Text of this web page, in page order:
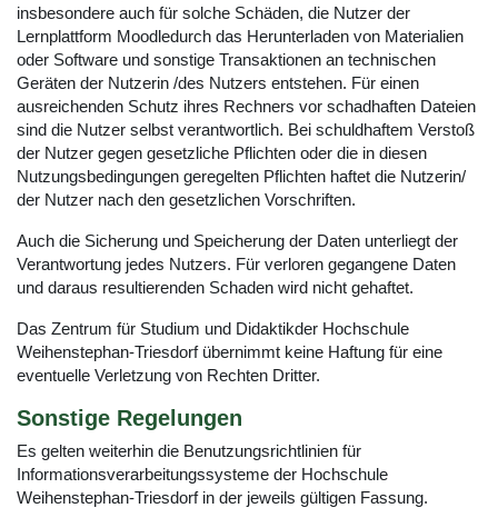
insbesondere auch für solche Schäden, die Nutzer der
Lernplattform Moodledurch das Herunterladen von Materialien
oder Software und sonstige Transaktionen an technischen
Geräten der Nutzerin /des Nutzers entstehen. Für einen
ausreichenden Schutz ihres Rechners vor schadhaften Dateien
sind die Nutzer selbst verantwortlich. Bei schuldhaftem Verstoß
der Nutzer gegen gesetzliche Pflichten oder die in diesen
Nutzungsbedingungen geregelten Pflichten haftet die Nutzerin/
der Nutzer nach den gesetzlichen Vorschriften.
Auch die Sicherung und Speicherung der Daten unterliegt der
Verantwortung jedes Nutzers. Für verloren gegangene Daten
und daraus resultierenden Schaden wird nicht gehaftet.
Das Zentrum für Studium und Didaktikder Hochschule
Weihenstephan-Triesdorf übernimmt keine Haftung für eine
eventuelle Verletzung von Rechten Dritter.
Sonstige Regelungen
Es gelten weiterhin die Benutzungsrichtlinien für
Informationsverarbeitungssysteme der Hochschule
Weihenstephan-Triesdorf in der jeweils gültigen Fassung.